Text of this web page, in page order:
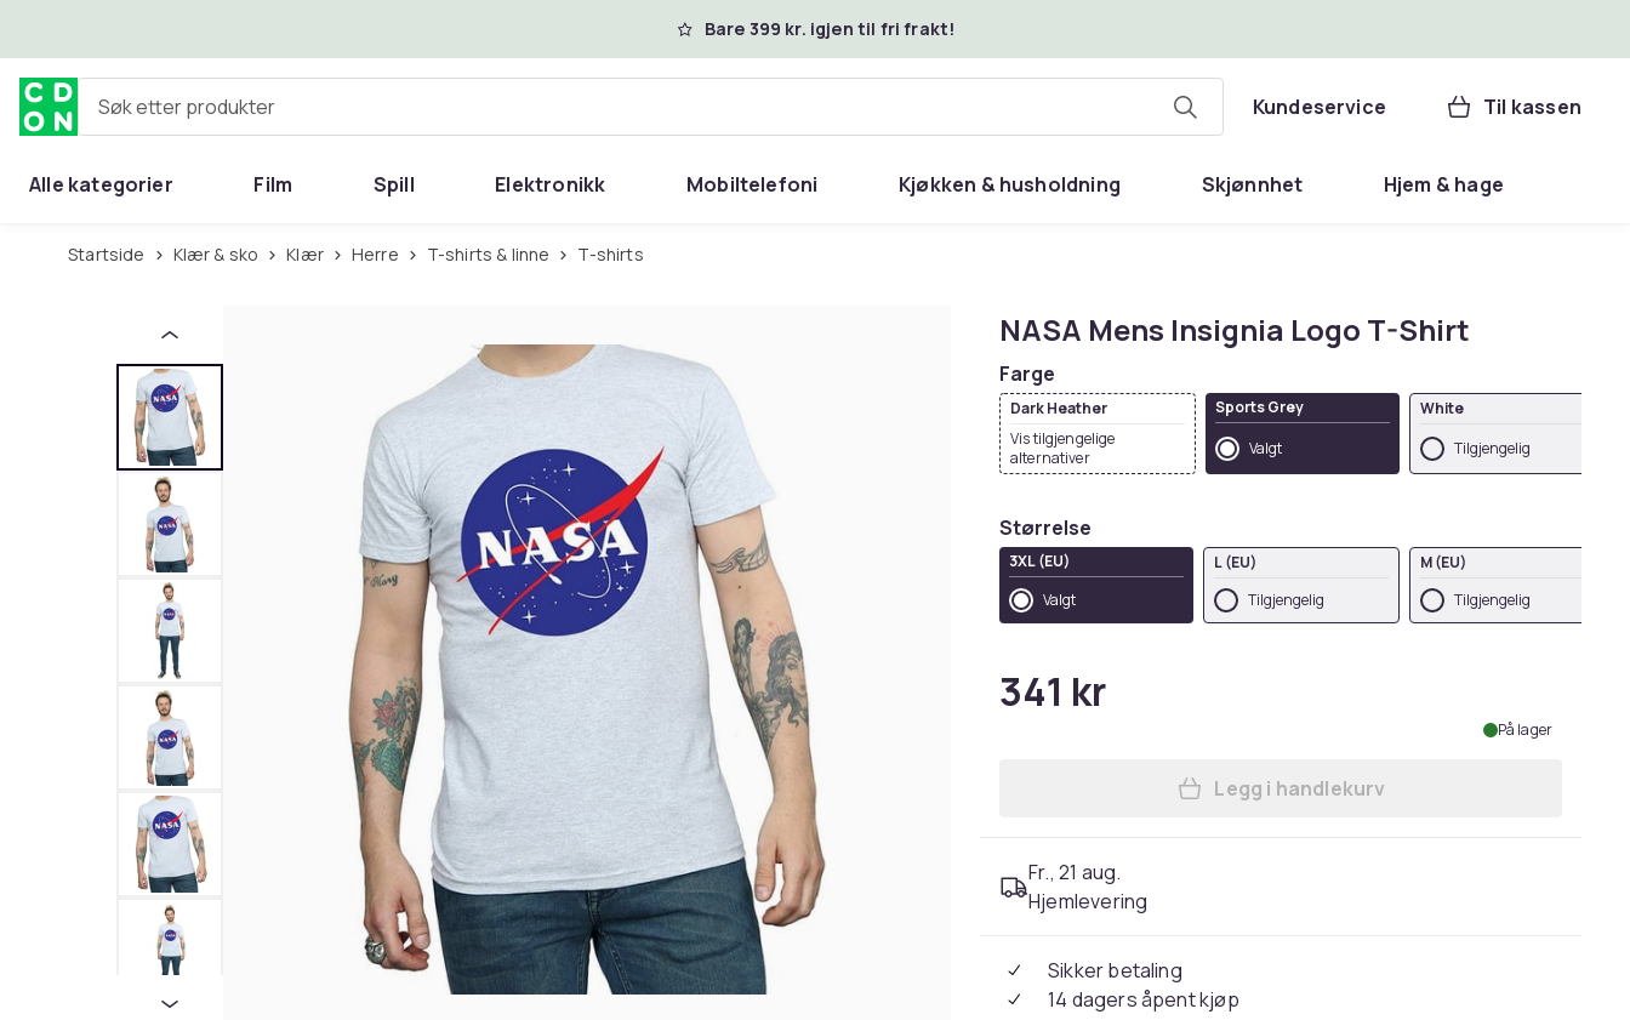
Bare 399 kr. igjen til fri frakt!
Søk etter produkter Kundeservice Til kassen
Alle kategorier Film Spill Elektronikk Mobiltelefoni Kjøkken & husholdning Skjønnhet Hjem & hage
Startside Klær & sko Klær Herre T-shirts & linne T-shirts
NASA Mens Insignia Logo T-Shirt
Farge
Dark Heather
Vis tilgjengelige
alternativer
Sports Grey
Valgt
White
Tilgjengelig
Størrelse
3XL (EU)
Valgt
L (EU)
Tilgjengelig
M (EU)
Tilgjengelig
341 kr
På lager
Legg NASA Mens Insignia Logo T-
Legg i handlekurv
Fr., 21 aug.
Hjemlevering
Sikker betaling
14 dagers åpent kjøp